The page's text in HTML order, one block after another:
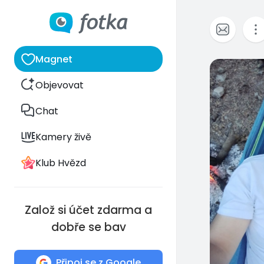
Magnet
Objevovat
Chat
Kamery živě
Klub Hvězd
Založ si účet zdarma a
dobře se bav
0